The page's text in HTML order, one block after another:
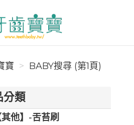
寶 BABY搜尋 (第1頁)
分類
他】-舌苔刷